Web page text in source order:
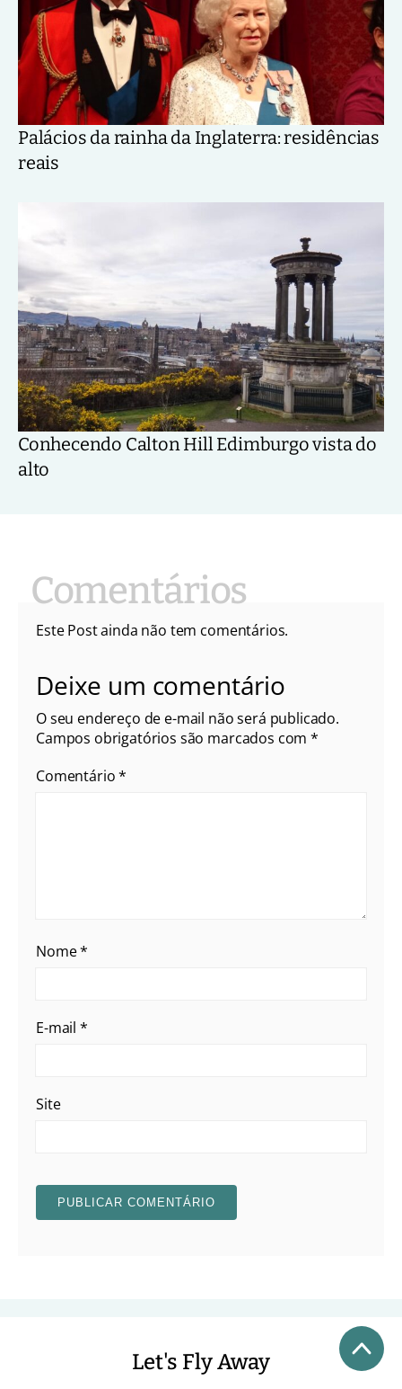
Palácios da rainha da Inglaterra: residências
reais
Conhecendo Calton Hill Edimburgo vista do
alto
Este Post ainda não tem comentários.
Deixe um comentário
O seu endereço de e-mail não será publicado.
Campos obrigatórios são marcados com*
Comentário*
Nome*
E-mail *
Site
Let's Fly Away